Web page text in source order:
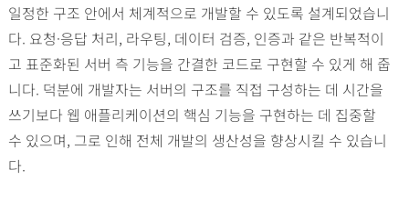
일정한 구조 안에서 체계적으로 개발할 수 있도록 설계되었습니
다. 요청·응답 처리, 라우팅, 데이터 검증, 인증과 같은 반복적이
고 표준화된 서버 측 기능을 간결한 코드로 구현할 수 있게 해 줍
니다. 덕분에 개발자는 서버의 구조를 직접 구성하는 데 시간을
쓰기보다 웹 애플리케이션의 핵심 기능을 구현하는 데 집중할
수 있으며, 그로 인해 전체 개발의 생산성을 향상시킬 수 있습니
다.